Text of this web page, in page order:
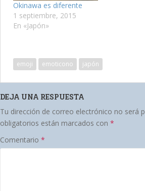
Okinawa es diferente
1 septiembre, 2015
En «Japón»
emoji emoticono japón
DEJA UNA RESPUESTA
Tu dirección de correo electrónico no será
obligatorios están marcados con *
Comentario *